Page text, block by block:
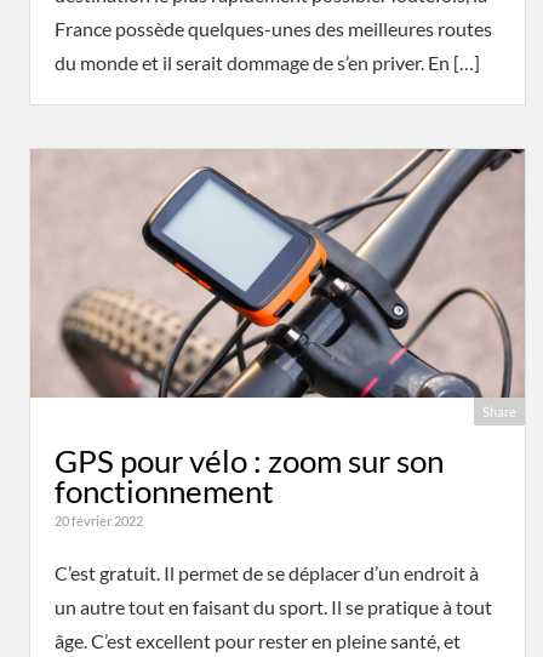
France possède quelques-unes des meilleures routes
du monde et il serait dommage de s’en priver. En […]
Share
GPS pour vélo : zoom sur son
fonctionnement
20 février 2022
C’est gratuit. Il permet de se déplacer d’un endroit à
un autre tout en faisant du sport. Il se pratique à tout
âge. C’est excellent pour rester en pleine santé, et